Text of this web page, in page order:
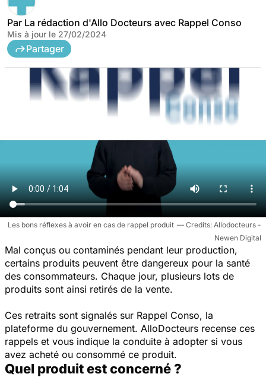
Par La rédaction d'Allo Docteurs avec Rappel Conso
Mis à jour le 27/02/2024
Partager
Les bons réflexes à avoir en cas de rappel produit
Allodocteurs -
Newen Digital
Mal conçus ou contaminés pendant leur production,
certains produits peuvent être dangereux pour la santé
des consommateurs. Chaque jour, plusieurs lots de
produits sont ainsi retirés de la vente.
Ces retraits sont signalés sur Rappel Conso, la
plateforme du gouvernement. AlloDocteurs recense ces
rappels et vous indique la conduite à adopter si vous
avez acheté ou consommé ce produit.
Quel produit est concerné ?